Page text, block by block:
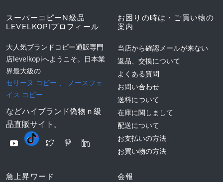
スーパーコピーN級品
LEVELKOPIプロフィール
大人気ブランドコピー通販専門
店levelkopiへようこそ。日本業
界最大級の
セリーヌ コピー
ノースフェ
イス コピー
などハイブランド偽物ｎ級
品直販サイト。
お困りの時は・ご買い物の
案内
当店から確認メールが来ない
返品、交換について
よくある質問
お問い合わせ
送料について
在庫に関しまして
配送について
お支払いの方法
お買い物の方法
急上昇ワード 会報